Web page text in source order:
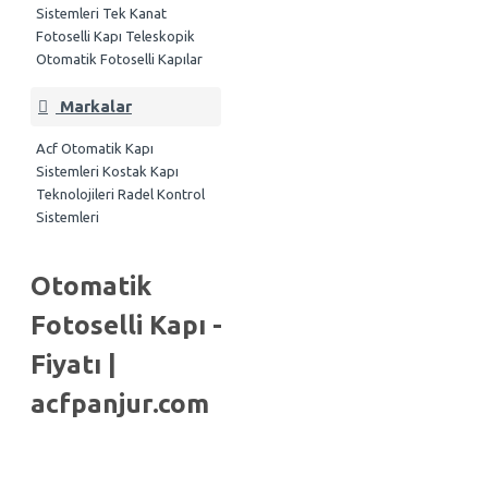
Sistemleri Tek Kanat
Fotoselli Kapı Teleskopik
Otomatik Fotoselli Kapılar
Markalar
Acf Otomatik Kapı
Sistemleri Kostak Kapı
Teknolojileri Radel Kontrol
Sistemleri
Otomatik
Fotoselli Kapı -
Fiyatı |
acfpanjur.com